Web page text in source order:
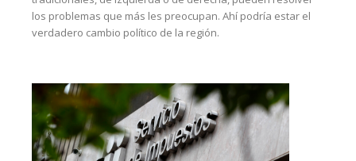
los problemas que más les preocupan. Ahí podría estar el
verdadero cambio político de la región.